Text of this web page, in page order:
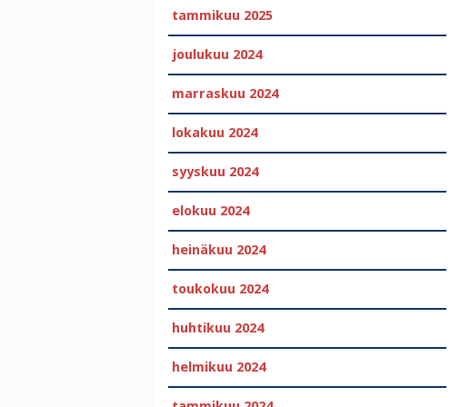
tammikuu 2025
joulukuu 2024
marraskuu 2024
lokakuu 2024
syyskuu 2024
elokuu 2024
heinäkuu 2024
toukokuu 2024
huhtikuu 2024
helmikuu 2024